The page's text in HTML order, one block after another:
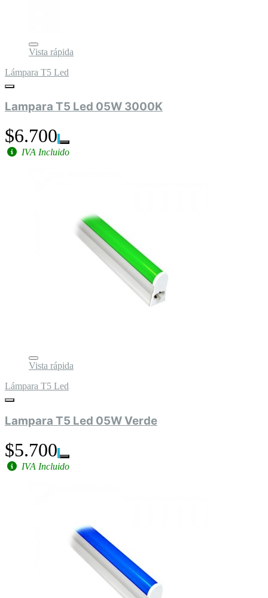
Vista rápida
Lámpara T5 Led
Lampara T5 Led 05W 3000K
$6.700
IVA Incluido
Vista rápida
Lámpara T5 Led
Lampara T5 Led 05W Verde
$5.700
IVA Incluido